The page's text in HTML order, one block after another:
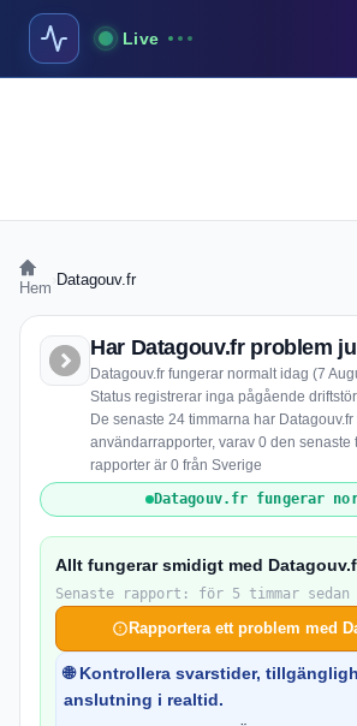
Live
Hem Datagouv.fr
Har Datagouv.fr problem
Datagouv.fr fungerar normalt idag (7
Status registrerar inga pågående
De senaste 24 timmarna har Datagouv.fr
användarrapporter, varav 0 den senaste
rapporter är 0 från Sverige
Datagouv.fr fungerar
Allt fungerar smidigt med
Senaste rapport: för 5 timmar sedan
Rapportera ett problem med
🌐 Kontrollera svarstider,
anslutning i realtid.